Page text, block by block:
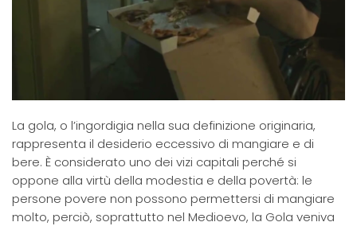
La gola, o l’ingordigia nella sua definizione originaria,
rappresenta il desiderio eccessivo di mangiare e di
bere. È considerato uno dei vizi capitali perché si
oppone alla virtù della modestia e della povertà: le
persone povere non possono permettersi di mangiare
molto, perciò, soprattutto nel Medioevo, la Gola veniva